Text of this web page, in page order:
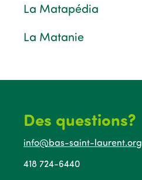
La Matapédia
La Matanie
Des questions?
info@bas-saint-laurent.org
418 724-6440